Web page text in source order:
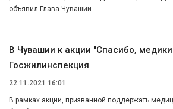
объявил Глава Чувашии.
В Чувашии к акции "Спасибо,
Госжилинспекция
22.11.2021 16:01
В рамках акции, призванной поддержать